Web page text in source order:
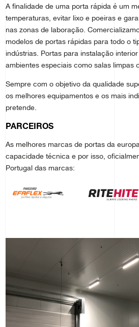
A finalidade de uma porta rápida é um
temperaturas, evitar lixo e poeiras e
nas zonas de laboração.
modelos de portas rápidas para todo o
indústrias. Portas para instalação
ambientes especiais como salas limpas
Sempre com o objetivo da qualidade
os melhores equipamentos e os mais
pretende.
PARCEIROS
As melhores marcas de portas da
capacidade técnica e por isso,
Portugal das marcas: